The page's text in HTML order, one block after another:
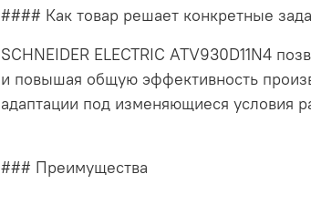
#### Как товар решает конкретные
SCHNEIDER ELECTRIC ATV930D11N4
и повышая общую эффективность
адаптации под изменяющиеся условия
### Преимущества